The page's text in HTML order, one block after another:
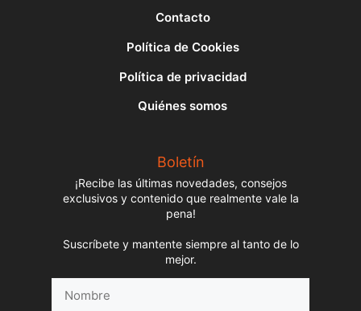
Contacto
Política de Cookies
Política de privacidad
Quiénes somos
Boletín
¡Recibe las últimas novedades, consejos
exclusivos y contenido que realmente vale la
pena!
Suscríbete y mantente siempre al tanto de lo
mejor.